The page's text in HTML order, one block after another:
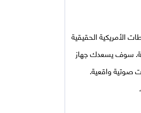
الأمريكية الحقيقية
سوف يسعدك جهاز
صوتية واقعية.